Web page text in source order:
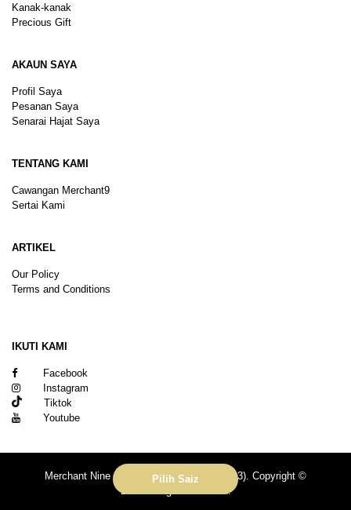
Pilih Saiz
Kanak-kanak
Precious Gift
AKAUN SAYA
Profil Saya
Pesanan Saya
Senarai Hajat Saya
TENTANG KAMI
Cawangan Merchant9
Sertai Kami
ARTIKEL
Our Policy
Terms and Conditions
IKUTI KAMI
Facebook
Instagram
Tiktok
Youtube
Merchant Nine Sdn Bhd (No. 201601039113). Copyright ©
2026.All rights reserved.